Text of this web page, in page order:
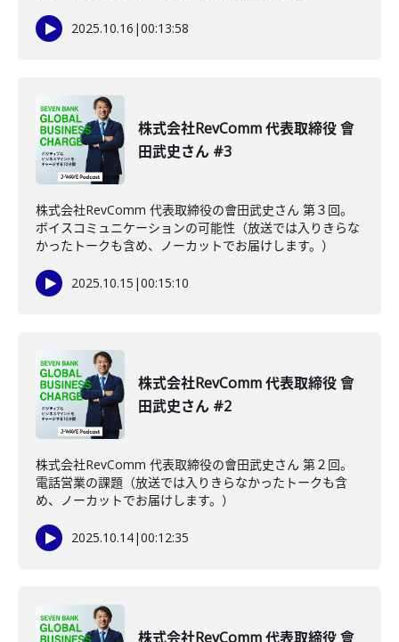
2025.10.16 |00:13:58
株式会社RevComm 代表取締役 會
田武史さん #3
株式会社RevComm 代表取締役の會田武史さん 第３回。
ボイスコミュニケーションの可能性（放送では入りきらな
かったトークも含め、ノーカットでお届けします。）
2025.10.15 |00:15:10
株式会社RevComm 代表取締役 會
田武史さん #2
株式会社RevComm 代表取締役の會田武史さん 第２回。
電話営業の課題（放送では入りきらなかったトークも含
め、ノーカットでお届けします。）
2025.10.14|00:12:35
株式会社RevComm 代表取締役 會